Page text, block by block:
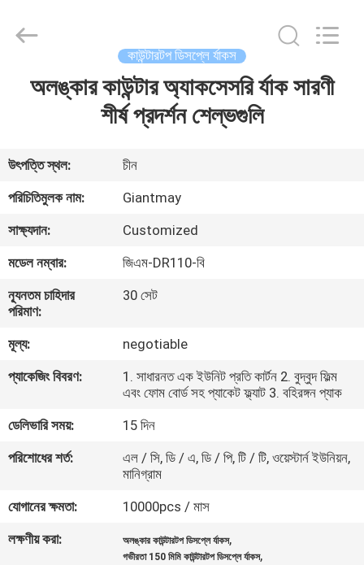
বাড়ি
আমাদের
সম্পর্কে
কারখানা
ভ্রমণ
মান
নিয়ন্ত্রণ
যোগাযোগ
করুন
খবর
Co,Ltd..
কাউন্টারটপ ডিসপ্লে র্যাকস
অলঙ্কার কাউন্টার অ্যাকসেসরি র্যাক সারণী
শীর্ষ প্রদর্শন শেল্ভগুলি
উৎপত্তি স্থল:
চীন
পরিচিতিমুলক নাম:
Giantmay
সাক্ষ্যদান:
Customized
মডেল নম্বার:
জিএম-DR110-বি
ন্যূনতম চাহিদার
পরিমাণ:
30 সেট
মূল্য:
negotiable
প্যাকেজিং বিবরণ:
1. সাধারনত এক ইউনিট প্রতি কার্টন 2. বুদ্বুদ ফিল্ম
এবং ফোম বোর্ড সহ প্যাকেট ফ্ল্যাট 3. বহিরঙ্গন প্যাক
ডেলিভারি সময়:
15 দিন
পরিশোধের শর্ত:
এল / সি, ডি / এ, ডি / পি, টি / টি, ওয়েস্টার্ন ইউনিয়ন,
মানিগ্রাম
যোগানের ক্ষমতা:
10000pcs / মাস
লক্ষণীয় করা:
অলঙ্কার কাউন্টারটপ ডিসপ্লে র্যাকস,
গভীরতা 150 মিমি কাউন্টারটপ ডিসপ্লে র্যাকস,